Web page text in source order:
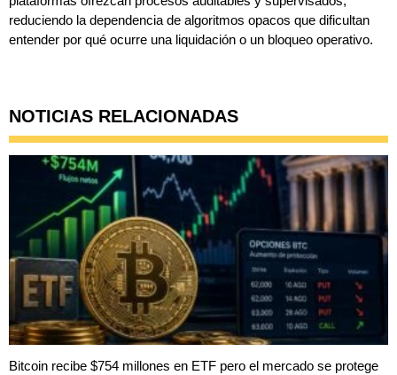
reduciendo la dependencia de algoritmos opacos que dificultan
entender por qué ocurre una liquidación o un bloqueo operativo.
NOTICIAS RELACIONADAS
Bitcoin recibe $754 millones en ETF pero el mercado se protege